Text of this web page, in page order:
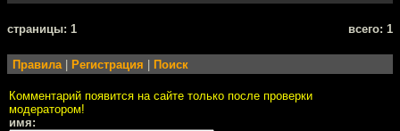
cтраницы: 1 всего: 1
Правила| Регистрация Поиск
Комментарий появится на сайте только после проверки
модератором!
имя: